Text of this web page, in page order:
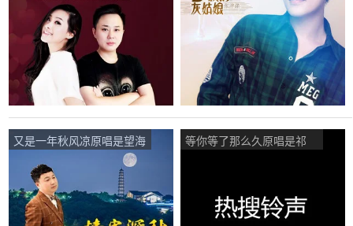
又是一年秋风凉原唱是望海
高歌，由快乐一生翻唱(播
放:380)
等你等了那么久原唱是祁